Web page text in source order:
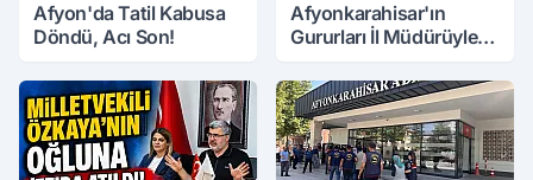
Afyon'da Tatil Kabusa
Döndü, Acı Son!
Afyonkarahisar'ın
Gururları İl Müdürüyle